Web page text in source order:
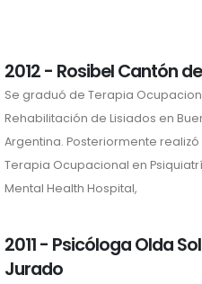
2012 - Rosibel Cantón
Se graduó de Terapia
Rehabilitación de Lisiados en
Argentina. Posteriormente
Terapia Ocupacional en
Mental Health Hospital,
2011 - Psicóloga Olda
Jurado